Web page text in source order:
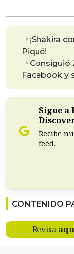
¡Shakira
Piqué!
Consiguió
Facebook y
Sigue a
Recibe
feed.
CONTENIDO
Revisa